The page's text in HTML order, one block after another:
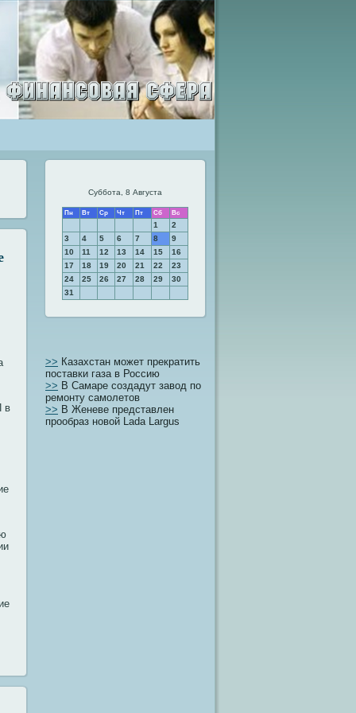
в
Суббота, 8 Августа
Пн Вт Ср Чт Пт Сб Вс
1
2
3
4 5 6 7 8
9
10
11 12 13 14 15
16
17
18 19 20 21 22
23
24
25 26 27 28 29
30
31
>> Казахстан может прекратить
поставки газа в Россию
>> В Самаре создадут завод по
ремонту самолетов
>> В Женеве представлен
прообраз новой Lada Largus